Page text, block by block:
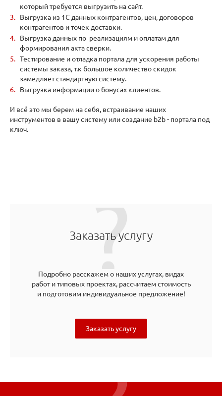
который требуется выгрузить на сайт.
Выгрузка из 1С данных контрагентов, цен, договоров
контрагентов и точек доставки.
Выгрузка данных по реализациям и оплатам для
формирования акта сверки.
Тестирование и отладка портала для ускорения работы
системы заказа, т.к большое количество скидок
замедляет стандартную систему.
Выгрузка информации о бонусах клиентов.
И всё это мы берем на себя, встраивание наших
инструментов в вашу систему или создание b2b - портала под
ключ.
Заказать услугу
Подробно расскажем о наших услугах, видах
работ и типовых проектах, рассчитаем стоимость
и подготовим индивидуальное предложение!
Заказать услугу